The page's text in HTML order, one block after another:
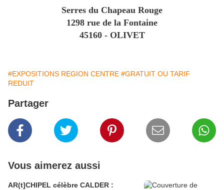
Serres du Chapeau Rouge
1298 rue de la Fontaine
45160 - OLIVET
#EXPOSITIONS REGION CENTRE #GRATUIT OU TARIF
REDUIT
Partager
Vous aimerez aussi
AR(t]CHIPEL célèbre CALDER :